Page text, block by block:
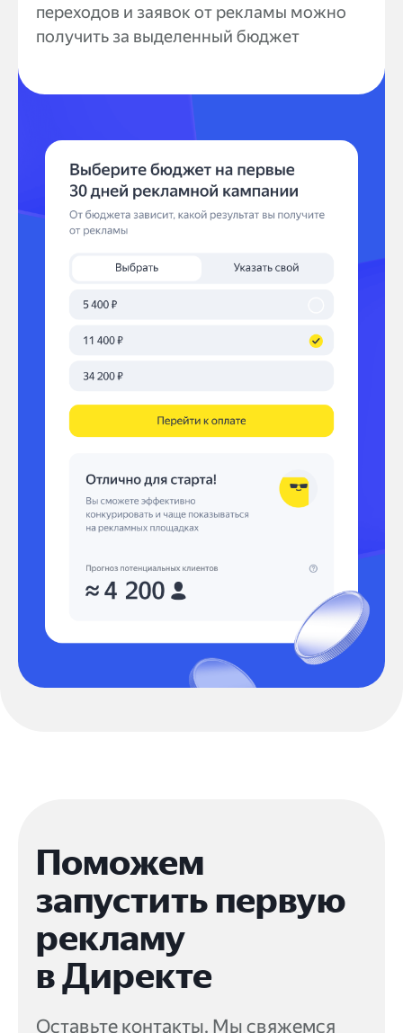
переходов и заявок от рекламы можно
получить за выделенный бюджет
Поможем
запустить первую
рекламу
в Директе
Оставьте контакты. Мы свяжемся